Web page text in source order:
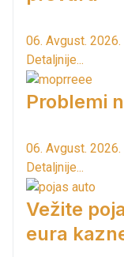
06. Avgust. 2026.
Detaljnije...
Problemi
06. Avgust. 2026.
Detaljnije...
Vežite
eura